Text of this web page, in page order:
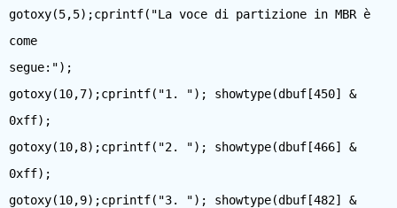
gotoxy(5,5);cprintf("La voce di partizione in MBR è
come
segue:");
gotoxy(10,7);cprintf("1. "); showtype(dbuf[450] &
0xff);
gotoxy(10,8);cprintf("2. "); showtype(dbuf[466] &
0xff);
gotoxy(10,9);cprintf("3. "); showtype(dbuf[482] &